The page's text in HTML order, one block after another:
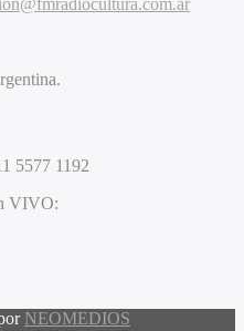
5577 1192
VIVO:
NEOMEDIOS